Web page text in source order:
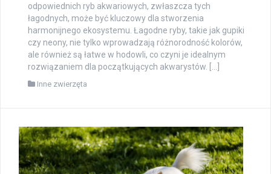
odpowiednich ryb akwariowych, zwłaszcza tych
łagodnych, może być kluczowy dla stworzenia
harmonijnego ekosystemu. Łagodne ryby, takie jak gupiki
czy neony, nie tylko wprowadzają różnorodność kolorów,
ale również są łatwe w hodowli, co czyni je idealnym
rozwiązaniem dla początkujących akwarystów. […]
Inne zwierzęta